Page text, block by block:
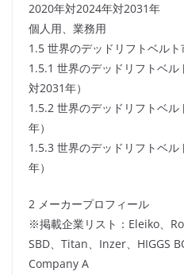
2020年対2024年対2031年
個人用、業務用
1.5 世界のデッドリフトベル
1.5.1 世界のデッドリフトベ
対2031年）
1.5.2 世界のデッドリフトベ
年）
1.5.3 世界のデッドリフトベ
年）
2 メーカープロフィール
※掲載企業リスト：Eleiko、
SBD、Titan、Inzer、HIGGS
Company A